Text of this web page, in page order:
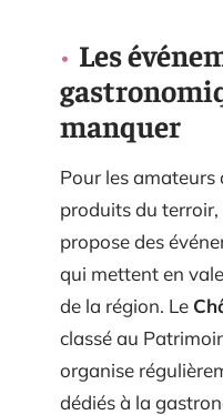
Les
manquer
Pour les amateurs
produits du
propose des
qui mettent en
de la région. Le
classé au
organise
dédiés à la